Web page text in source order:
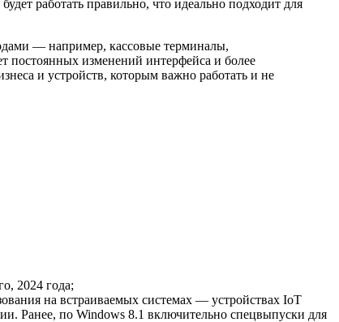
работать правильно, что идеально подходит для
— например, кассовые терминалы,
изменений интерфейса и более
и устройств, которым важно работать и не
2024 года;
на встраиваемых системах — устройствах IoT
Ранее, по Windows 8.1 включительно спецвыпуски для